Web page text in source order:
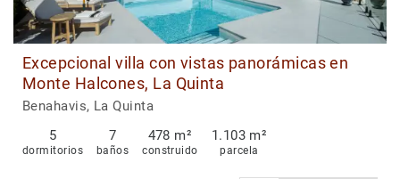
Excepcional villa con vistas panorámicas en
Monte Halcones, La Quinta
Benahavis, La Quinta
5
dormitorios
7
baños
478 m²
construido
1.103 m²
parcela